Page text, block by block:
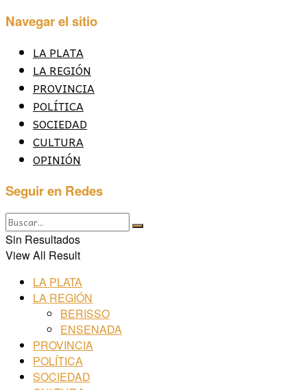
Navegar el sitio
LA PLATA
LA REGIÓN
PROVINCIA
POLÍTICA
SOCIEDAD
CULTURA
OPINIÓN
Seguir en Redes
Sin Resultados
View All Result
LA PLATA
LA REGIÓN
BERISSO
ENSENADA
PROVINCIA
POLÍTICA
SOCIEDAD